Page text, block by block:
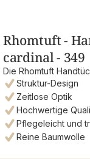
Rhomtuft -
cardinal - 349
Die Rhomtuft
Struktur-Design
Zeitlose Optik
Hochwertige
Pflegeleicht und
Reine Baumwolle